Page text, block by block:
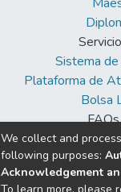
Sistema
Plataforma de
Bolsa
FAQs
We collect and
following purposes:
Acknowledgement